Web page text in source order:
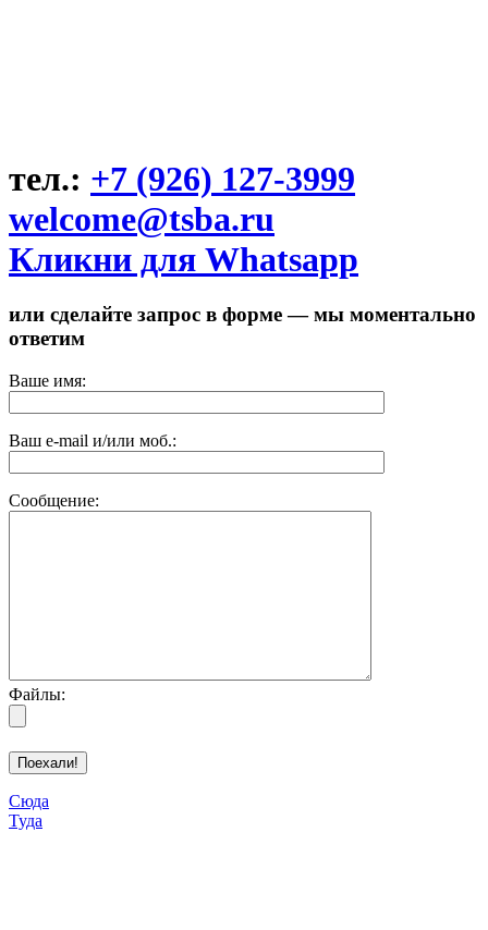
тел.: +7 (926) 127-3999
welcome@tsba.ru
Кликни для Whatsapp
или сделайте запрос в форме — мы моментально
ответим
Ваше имя:
Ваш e-mail и/или моб.:
Сообщение:
Файлы:
Сюда
Туда